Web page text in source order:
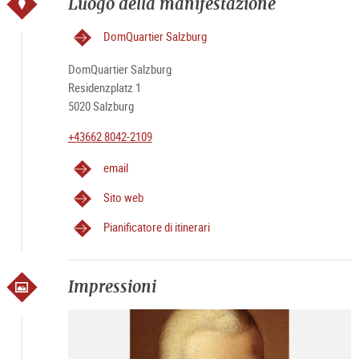
DomQuartier Salzburg
DomQuartier Salzburg
Residenzplatz 1
5020 Salzburg
+43662 8042-2109
email
Sito web
Pianificatore di itinerari
Impressioni